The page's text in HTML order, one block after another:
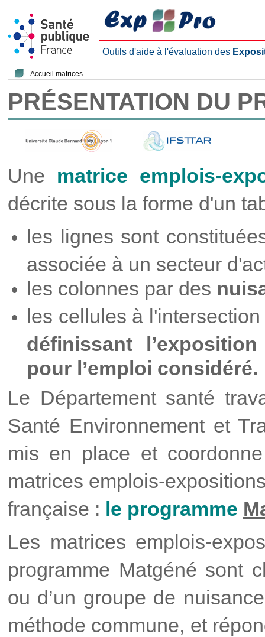
Outils d'aide à l'évaluation des
Accueil matrices
PRÉSENTATION DU
Une matrice emplois-
décrite sous la forme d'un
les lignes sont
associée à un secteur
les colonnes par des
les cellules à
définissant
pour l’emploi considéré.
Le Département santé
Santé Environnement et
mis en place et
matrices emplois-
française : le programme
Les matrices emplois-
programme Matgéné sont
ou d’un groupe de
méthode commune, et